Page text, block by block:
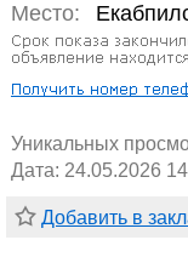
Место:
Уникальных
Дата: 24.05.2026
Добавить в